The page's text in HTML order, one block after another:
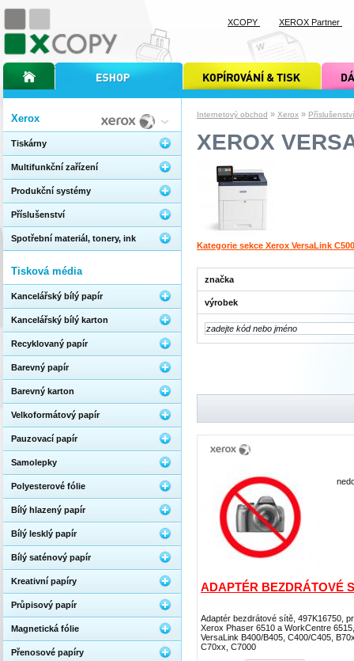
Internetový obchod » Xerox » Příslušenství
XEROX
Kategorie sekce Xerox VersaLink
značka
výrobek
ADAPTÉR BEZDRÁTOVÉ
Adaptér bezdrátové sítě, 497K16750,
Xerox Phaser 6510 a WorkCentre 6515,
VersaLink B400/B405, C400/C405,
C70xx, C7000
Xerox
Tiskárny
Multifunkční zařízení
Produkční systémy
Příslušenství
Spotřební materiál, tonery, ink
Tisková média
Kancelářský bílý papír
Kancelářský bílý karton
Recyklovaný papír
Barevný papír
Barevný karton
Velkoformátový papír
Pauzovací papír
Samolepky
Polyesterové fólie
Bílý hlazený papír
Bílý lesklý papír
Bílý saténový papír
Kreativní papíry
Průpisový papír
Magnetická fólie
Přenosové papíry
úvodní stránka xcopyinternetový obchod xcopy kopírování a tisk xcopy dárkové
XCOPY XEROX Partner